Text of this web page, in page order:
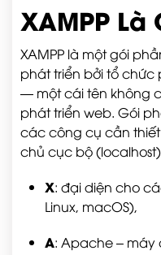
XAMPP Là
XAMPP là một gói
phát triển bởi tổ chức
— một cái tên không
phát triển web. Gói
các công cụ cần
chủ cục bộ
X: đại diện cho
Linux, macOS),
A: Apache –